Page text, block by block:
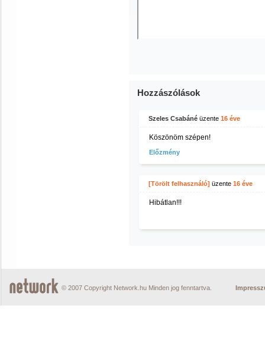
Hozzászólások
Szeles Csabáné üzente 16 éve
Köszönöm szépen!
Előzmény
[Törölt felhasználó] üzente 16 éve
Hibátlan!!!
© 2007 Copyright Network.hu Minden jog fenntartva.